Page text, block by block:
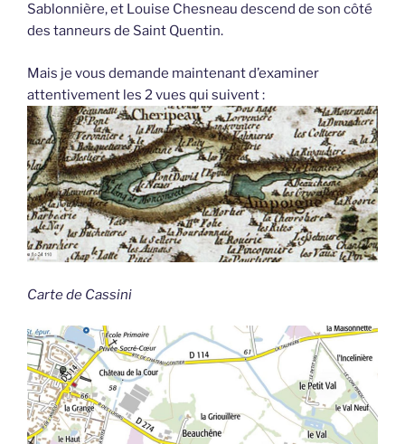
Sablonnière, et Louise Chesneau descend de son côté
des tanneurs de Saint Quentin.
Mais je vous demande maintenant d’examiner
attentivement les 2 vues qui suivent :
Carte de Cassini